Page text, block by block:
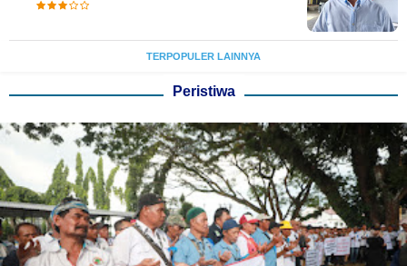
TERPOPULER LAINNYA
Peristiwa